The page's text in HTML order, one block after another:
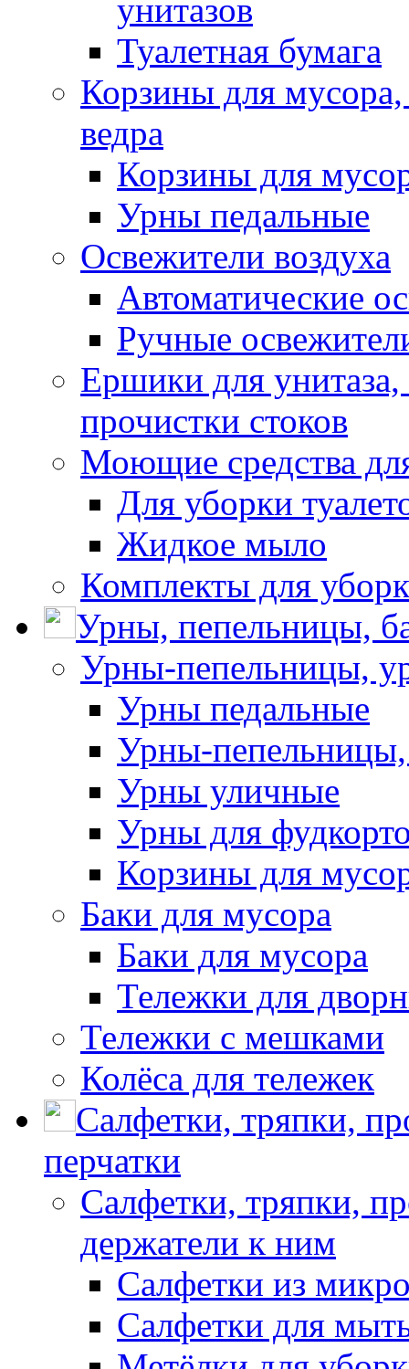
унитазов
Туалетная бумага
Корзины для
ведра
Корзины для
Урны педальные
Освежители воздуха
Автоматические
Ручные
Ершики для
прочистки стоков
Моющие средства
Для уборки
Жидкое мыло
Комплекты для
Урны, пепельницы,
Урны-пепельницы,
Урны педальные
Урны-
Урны уличные
Урны для
Корзины для
Баки для мусора
Баки для мусора
Тележки для
Тележки с мешками
Колёса для тележек
Салфетки, тряпки,
перчатки
Салфетки, тряпки,
держатели к ним
Салфетки из
Салфетки для